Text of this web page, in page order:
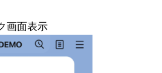
画面表示